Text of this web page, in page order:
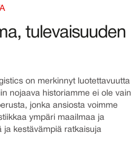
tulevaisuuden
on merkinnyt luotettavuutta
nojaava historiamme ei ole vain
jonka ansiosta voimme
ympäri maailmaa ja
ja kestävämpiä ratkaisuja